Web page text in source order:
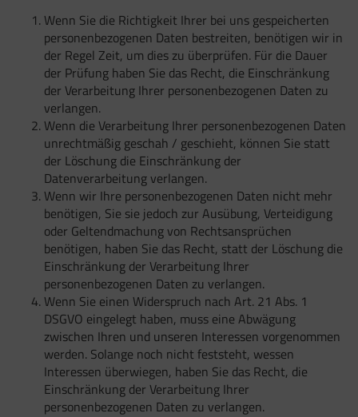
Wenn Sie die Richtigkeit Ihrer bei uns gespeicherten
personenbezogenen Daten bestreiten, benötigen wir in
der Regel Zeit, um dies zu überprüfen. Für die Dauer
der Prüfung haben Sie das Recht, die Einschränkung
der Verarbeitung Ihrer personenbezogenen Daten zu
verlangen.
Wenn die Verarbeitung Ihrer personenbezogenen Daten
unrechtmäßig geschah / geschieht, können Sie statt
der Löschung die Einschränkung der
Datenverarbeitung verlangen.
Wenn wir Ihre personenbezogenen Daten nicht mehr
benötigen, Sie sie jedoch zur Ausübung, Verteidigung
oder Geltendmachung von Rechtsansprüchen
benötigen, haben Sie das Recht, statt der Löschung die
Einschränkung der Verarbeitung Ihrer
personenbezogenen Daten zu verlangen.
Wenn Sie einen Widerspruch nach Art. 21 Abs. 1
DSGVO eingelegt haben, muss eine Abwägung
zwischen Ihren und unseren Interessen vorgenommen
werden. Solange noch nicht feststeht, wessen
Interessen überwiegen, haben Sie das Recht, die
Einschränkung der Verarbeitung Ihrer
personenbezogenen Daten zu verlangen.